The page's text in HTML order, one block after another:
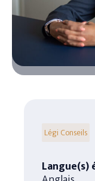
Légi Conseils
Langue(s)